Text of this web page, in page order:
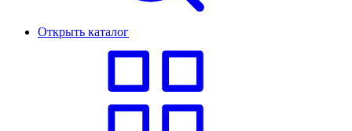
Открыть каталог